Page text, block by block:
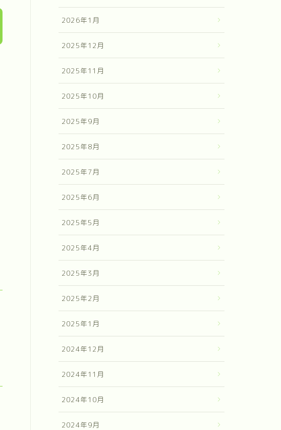
2026年1月
2025年12月
2025年11月
2025年10月
2025年9月
2025年8月
2025年7月
2025年6月
2025年5月
2025年4月
2025年3月
2025年2月
2025年1月
2024年12月
2024年11月
2024年10月
2024年9月